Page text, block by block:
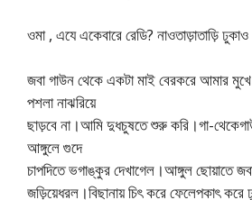
ওমা , এযে একেবারে রেডি? নাওতাড়াতাড়ি
জবা গাউন থেকে একটা মাই বেরকরে আমার
পশলা নাঝরিয়ে
ছাড়বে না।আমি দুধচুষতে শুরু করি।গা-
আঙ্গুলে গুদে
চাপদিতে ভগাঙ্কুর দেখাগেল।আঙ্গুল ছোয়াতে
জড়িয়েধরল।বিছানায় চিৎ করে ফেলেপকাৎ